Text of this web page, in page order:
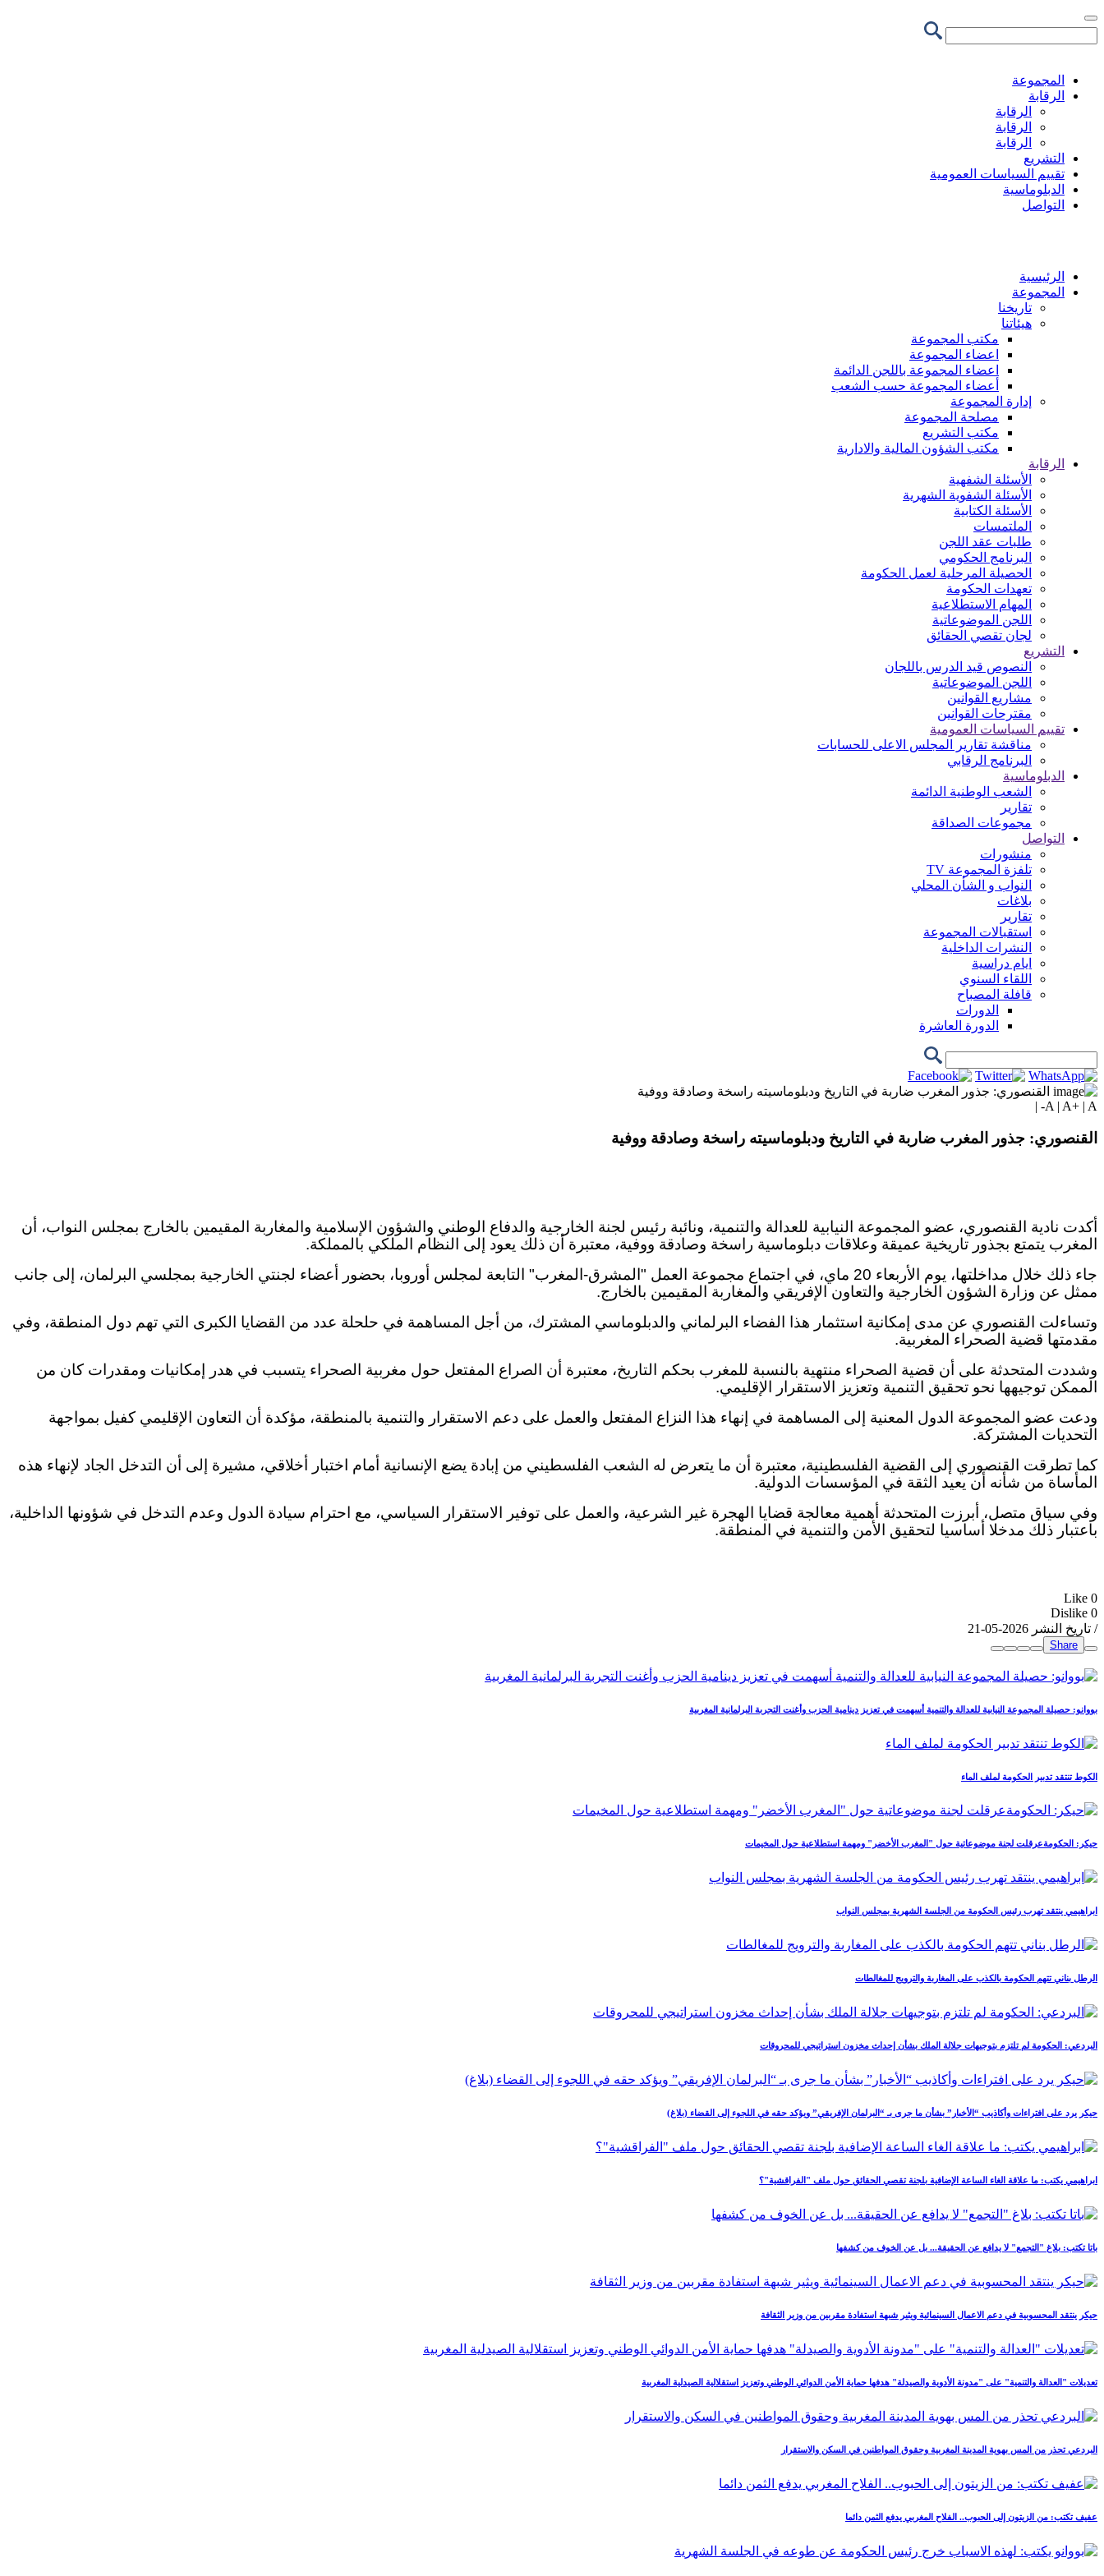
تجاوز
إلى
المحتوى
المجموعة
الرقابة
الرقابة
الرقابة
الرقابة
التشريع
تقييم السياسات العمومية
الدبلوماسية
التواصل
الرئيسية
المجموعة
تاريخنا
هيئاتنا
مكتب المجموعة
اعضاء المجموعة
اعضاء المجموعة باللجن الدائمة
أعضاء المجموعة حسب الشعب
إدارة المجموعة
مصلحة المجموعة
مكتب التشريع
مكتب الشؤون المالية والادارية
الرقابة
الأسئلة الشفهية
الأسئلة الشفوية الشهرية
الأسئلة الكتابية
الملتمسات
طلبات عقد اللجن
البرنامج الحكومي
الحصيلة المرحلية لعمل الحكومة
تعهدات الحكومة
المهام الاستطلاعية
اللجن الموضوعاتية
لجان تقصي الحقائق
التشريع
النصوص قيد الدرس باللجان
اللجن الموضوعاتية
مشاريع القوانين
مقترحات القوانين
تقييم السياسات العمومية
مناقشة تقارير المجلس الاعلى للحسابات
البرنامج الرقابي
الدبلوماسية
الشعب الوطنية الدائمة
تقارير
مجموعات الصداقة
التواصل
منشورات
تلفزة المجموعة TV
النواب و الشأن المحلي
بلاغات
تقارير
استقبالات المجموعة
النشرات الداخلية
ايام دراسية
اللقاء السنوي
قافلة المصباح
الدورات
الدورة العاشرة
A | A+ | A-
|
القنصوري: جذور المغرب ضاربة في التاريخ ودبلوماسيته راسخة وصادقة ووفية
أكدت نادية القنصوري، عضو المجموعة النيابية للعدالة والتنمية، ونائبة رئيس لجنة الخارجية والدفاع الوطني والشؤون الإسلامية والمغاربة المقيمين بالخارج بمجلس النواب، أن
المغرب يتمتع بجذور تاريخية عميقة وعلاقات دبلوماسية راسخة وصادقة ووفية، معتبرة أن ذلك يعود إلى النظام الملكي بالمملكة.
جاء ذلك خلال مداخلتها، يوم الأربعاء 20 ماي، في اجتماع مجموعة العمل "المشرق-المغرب" التابعة لمجلس أوروبا، بحضور أعضاء لجنتي الخارجية بمجلسي البرلمان، إلى جانب
ممثل عن وزارة الشؤون الخارجية والتعاون الإفريقي والمغاربة المقيمين بالخارج.
وتساءلت القنصوري عن مدى إمكانية استثمار هذا الفضاء البرلماني والدبلوماسي المشترك، من أجل المساهمة في حلحلة عدد من القضايا الكبرى التي تهم دول المنطقة، وفي
مقدمتها قضية الصحراء المغربية.
وشددت المتحدثة على أن قضية الصحراء منتهية بالنسبة للمغرب بحكم التاريخ، معتبرة أن الصراع المفتعل حول مغربية الصحراء يتسبب في هدر إمكانيات ومقدرات كان من
الممكن توجيهها نحو تحقيق التنمية وتعزيز الاستقرار الإقليمي.
ودعت عضو المجموعة الدول المعنية إلى المساهمة في إنهاء هذا النزاع المفتعل والعمل على دعم الاستقرار والتنمية بالمنطقة، مؤكدة أن التعاون الإقليمي كفيل بمواجهة
التحديات المشتركة.
كما تطرقت القنصوري إلى القضية الفلسطينية، معتبرة أن ما يتعرض له الشعب الفلسطيني من إبادة يضع الإنسانية أمام اختبار أخلاقي، مشيرة إلى أن التدخل الجاد لإنهاء هذه
المأساة من شأنه أن يعيد الثقة في المؤسسات الدولية.
وفي سياق متصل، أبرزت المتحدثة أهمية معالجة قضايا الهجرة غير الشرعية، والعمل على توفير الاستقرار السياسي، مع احترام سيادة الدول وعدم التدخل في شؤونها الداخلية،
باعتبار ذلك مدخلا أساسيا لتحقيق الأمن والتنمية في المنطقة.
Like 0
Dislike 0
/ تاريخ النشر 2026-05-21
Share
بووانو: حصيلة المجموعة النيابية للعدالة والتنمية أسهمت في تعزيز دينامية الحزب وأغنت التجربة البرلمانية المغربية
الكوط تنتقد تدبير الحكومة لملف الماء
حيكر: الحكومةعرقلت لجنة موضوعاتية حول "المغرب الأخضر" ومهمة استطلاعية حول المخيمات
ابراهيمي ينتقد تهرب رئيس الحكومة من الجلسة الشهرية بمجلس النواب
الرطل بناني تتهم الحكومة بالكذب على المغاربة والترويج للمغالطات
البردعي: الحكومة لم تلتزم بتوجيهات جلالة الملك بشأن إحداث مخزون استراتيجي للمحروقات
حيكر يرد على افتراءات وأكاذيب “الأخبار” بشأن ما جرى بـ “البرلمان الإفريقي” ويؤكد حقه في اللجوء إلى القضاء (بلاغ)
ابراهيمي يكتب: ما علاقة الغاء الساعة الإضافية بلجنة تقصي الحقائق حول ملف "الفراقشية"؟
باتا تكتب: بلاغ "التجمع" لا يدافع عن الحقيقة... بل عن الخوف من كشفها
حيكر ينتقد المحسوبية في دعم الاعمال السينمائية ويثير شبهة استفادة مقربين من وزير الثقافة
تعديلات "العدالة والتنمية" على "مدونة الأدوية والصيدلة" هدفها حماية الأمن الدوائي الوطني وتعزيز استقلالية الصيدلية المغربية
البردعي تحذر من المس بهوية المدينة المغربية وحقوق المواطنين في السكن والاستقرار
عفيف تكتب: من الزيتون إلى الحبوب.. الفلاح المغربي يدفع الثمن دائما